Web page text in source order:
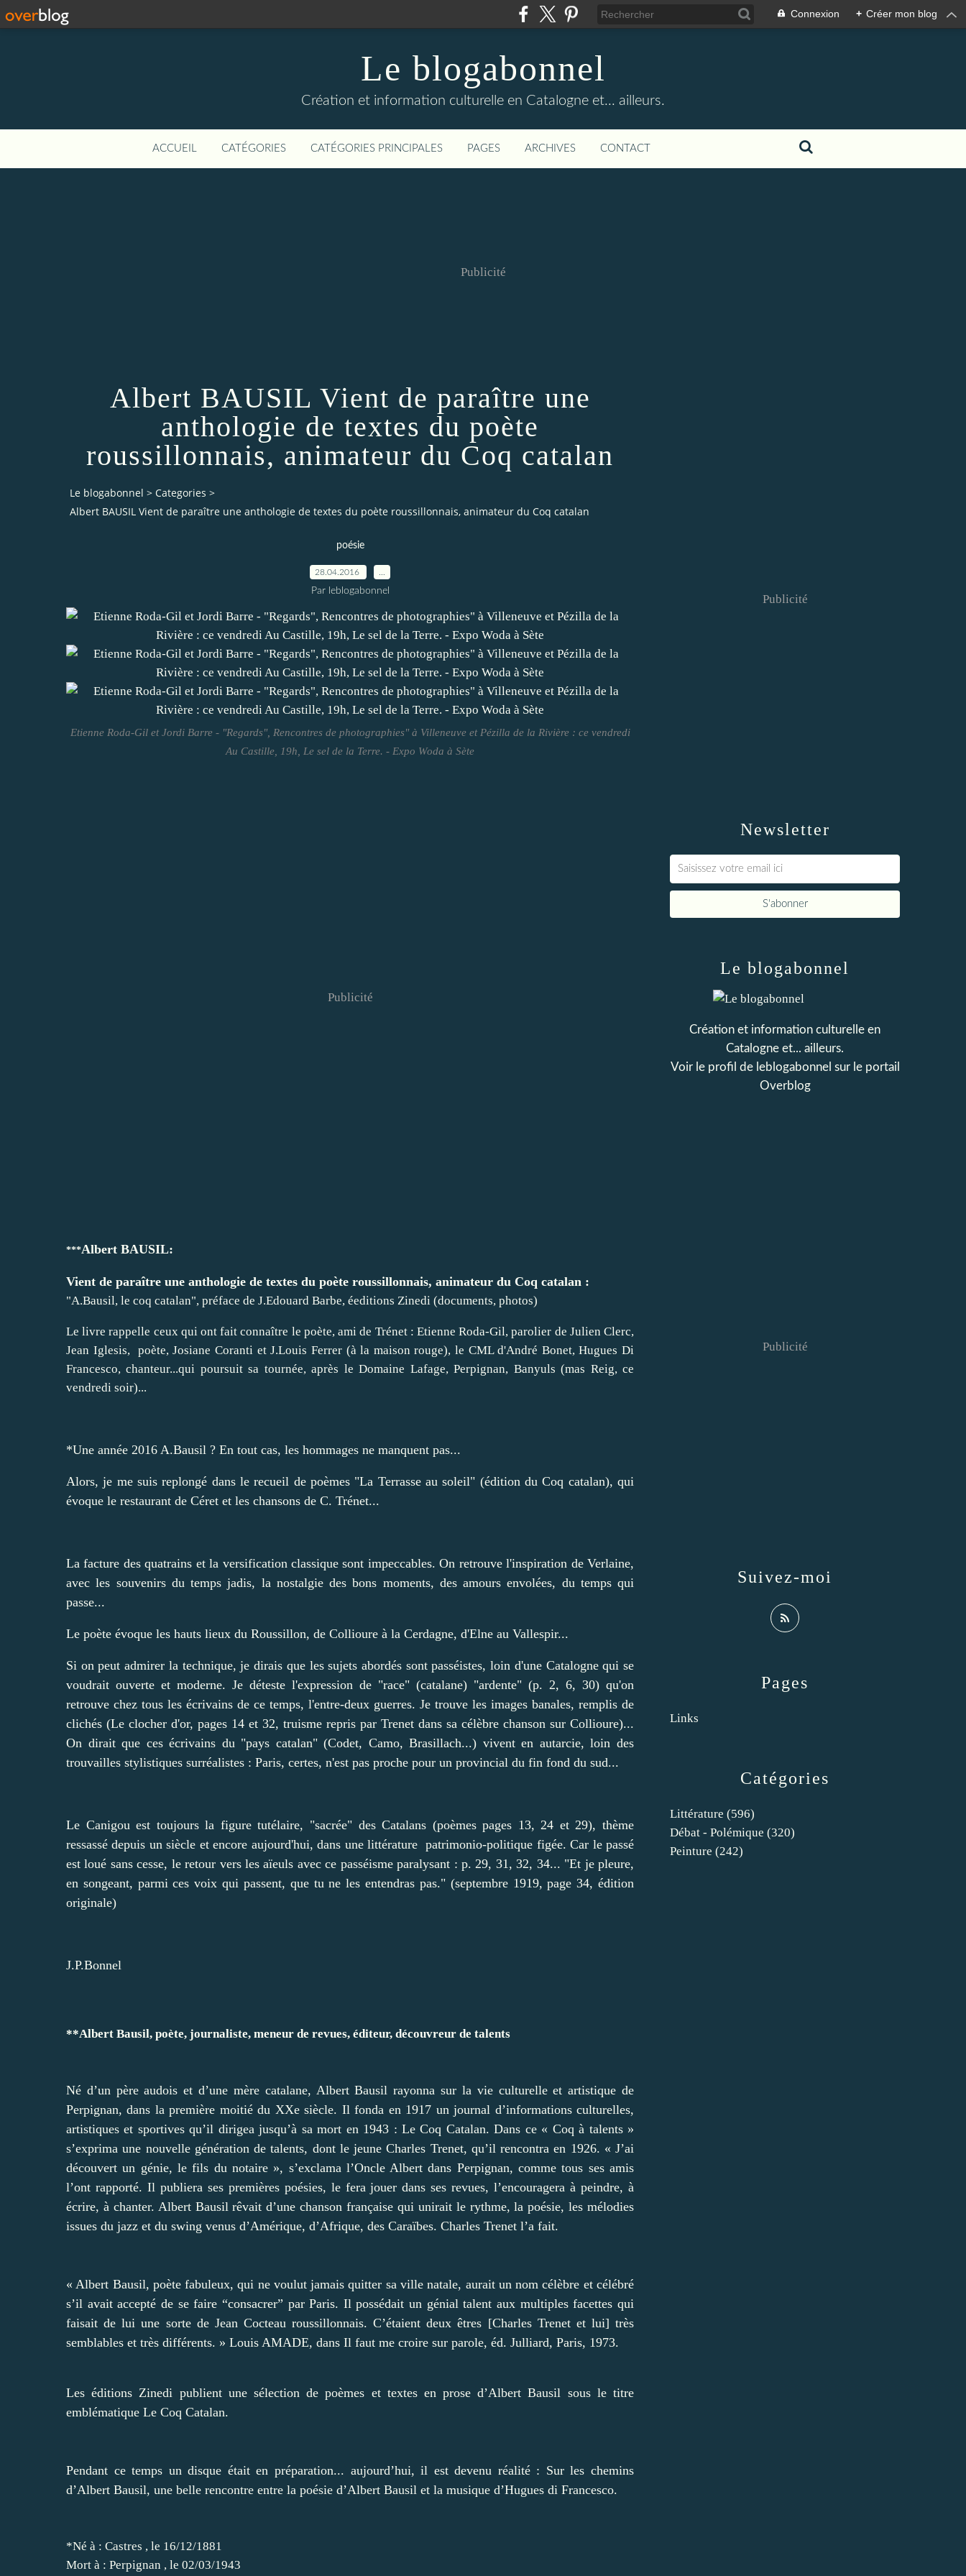
Connexion + Créer mon blog
Le blogabonnel
Création et information culturelle en Catalogne et... ailleurs.
ACCUEIL CATÉGORIES CATÉGORIES PRINCIPALES PAGES ARCHIVES CONTACT
Publicité
Albert BAUSIL Vient de paraître une
anthologie de textes du poète
roussillonnais, animateur du Coq catalan
Le blogabonnel > Categories >
Albert BAUSIL Vient de paraître une anthologie de textes du poète roussillonnais, animateur du Coq catalan
poésie
28.04.2016
Par leblogabonnel
Etienne Roda-Gil et Jordi Barre - "Regards", Rencontres de photographies" à Villeneuve et Pézilla de la Rivière : ce vendredi
Au Castille, 19h, Le sel de la Terre. - Expo Woda à Sète
Publicité
***Albert BAUSIL:
Vient de paraître une anthologie de textes du poète roussillonnais, animateur du Coq catalan :
"A.Bausil, le coq catalan", préface de J.Edouard Barbe, éeditions Zinedi (documents, photos)
Le livre rappelle ceux qui ont fait connaître le poète, ami de Trénet : Etienne Roda-Gil, parolier de Julien Clerc,
Jean Iglesis, poète, Josiane Coranti et J.Louis Ferrer (à la maison rouge), le CML d'André Bonet, Hugues Di
Francesco, chanteur...qui poursuit sa tournée, après le Domaine Lafage, Perpignan, Banyuls (mas Reig, ce
vendredi soir)...
*Une année 2016 A.Bausil ? En tout cas, les hommages ne manquent pas...
Alors, je me suis replongé dans le recueil de poèmes "La Terrasse au soleil" (édition du Coq catalan), qui
évoque le restaurant de Céret et les chansons de C. Trénet...
La facture des quatrains et la versification classique sont impeccables. On retrouve l'inspiration de Verlaine,
avec les souvenirs du temps jadis, la nostalgie des bons moments, des amours envolées, du temps qui
passe...
Le poète évoque les hauts lieux du Roussillon, de Collioure à la Cerdagne, d'Elne au Vallespir...
Si on peut admirer la technique, je dirais que les sujets abordés sont passéistes, loin d'une Catalogne qui se
voudrait ouverte et moderne. Je déteste l'expression de "race" (catalane) "ardente" (p. 2, 6, 30) qu'on
retrouve chez tous les écrivains de ce temps, l'entre-deux guerres. Je trouve les images banales, remplis de
clichés (Le clocher d'or, pages 14 et 32, truisme repris par Trenet dans sa célèbre chanson sur Collioure)...
On dirait que ces écrivains du "pays catalan" (Codet, Camo, Brasillach...) vivent en autarcie, loin des
trouvailles stylistiques surréalistes : Paris, certes, n'est pas proche pour un provincial du fin fond du sud...
Le Canigou est toujours la figure tutélaire, "sacrée" des Catalans (poèmes pages 13, 24 et 29), thème
ressassé depuis un siècle et encore aujourd'hui, dans une littérature patrimonio-politique figée. Car le passé
est loué sans cesse, le retour vers les aïeuls avec ce passéisme paralysant : p. 29, 31, 32, 34... "Et je pleure,
en songeant, parmi ces voix qui passent, que tu ne les entendras pas." (septembre 1919, page 34, édition
originale)
J.P.Bonnel
**Albert Bausil, poète, journaliste, meneur de revues, éditeur, découvreur de talents
Né d’un père audois et d’une mère catalane, Albert Bausil rayonna sur la vie culturelle et artistique de
Perpignan, dans la première moitié du XXe siècle. Il fonda en 1917 un journal d’informations culturelles,
artistiques et sportives qu’il dirigea jusqu’à sa mort en 1943 : Le Coq Catalan. Dans ce « Coq à talents »
s’exprima une nouvelle génération de talents, dont le jeune Charles Trenet, qu’il rencontra en 1926. « J’ai
découvert un génie, le fils du notaire », s’exclama l’Oncle Albert dans Perpignan, comme tous ses amis
l’ont rapporté. Il publiera ses premières poésies, le fera jouer dans ses revues, l’encouragera à peindre, à
écrire, à chanter. Albert Bausil rêvait d’une chanson française qui unirait le rythme, la poésie, les mélodies
issues du jazz et du swing venus d’Amérique, d’Afrique, des Caraïbes. Charles Trenet l’a fait.
« Albert Bausil, poète fabuleux, qui ne voulut jamais quitter sa ville natale, aurait un nom célèbre et célébré
s’il avait accepté de se faire “consacrer” par Paris. Il possédait un génial talent aux multiples facettes qui
faisait de lui une sorte de Jean Cocteau roussillonnais. C’étaient deux êtres [Charles Trenet et lui] très
semblables et très différents. » Louis AMADE, dans Il faut me croire sur parole, éd. Julliard, Paris, 1973.
Les éditions Zinedi publient une sélection de poèmes et textes en prose d’Albert Bausil sous le titre
emblématique Le Coq Catalan.
Pendant ce temps un disque était en préparation... aujourd’hui, il est devenu réalité : Sur les chemins
d’Albert Bausil, une belle rencontre entre la poésie d’Albert Bausil et la musique d’Hugues di Francesco.
*Né à : Castres , le 16/12/1881
Mort à : Perpignan , le 02/03/1943
Newsletter
Publicité
Catégories
Littérature (596)
Débat - Polémique (320)
Peinture (242)
Pages
Links
Le blogabonnel
Création et information culturelle en
Catalogne et... ailleurs.
Voir le profil de leblogabonnel sur le portail
Overblog
Suivez-moi
Publicité